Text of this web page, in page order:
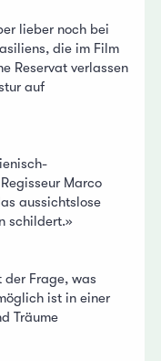
lieber noch bei
die im Film
Reservat verlassen
auf
Marco
aussichtslose
schildert.»
Frage, was
ist in einer
Träume